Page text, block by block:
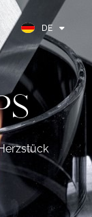
DE
ES